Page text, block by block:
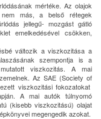
mértéke. Az olajok
más, a belső rétegek
jellegű- mozgást gátló
emelkedésével csökken,
változik a viszkozitása a
szempontja is a
viszkozitás. A mai
Az SAE (Society of
viszkozitási fokozatokat
A mai autók túlnyomó
(kisebb viszkozitású) olajat
megengedik azokat.